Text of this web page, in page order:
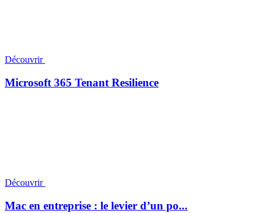
Découvrir
Microsoft 365 Tenant Resilience
Découvrir
Mac en entreprise : le levier d’un po...